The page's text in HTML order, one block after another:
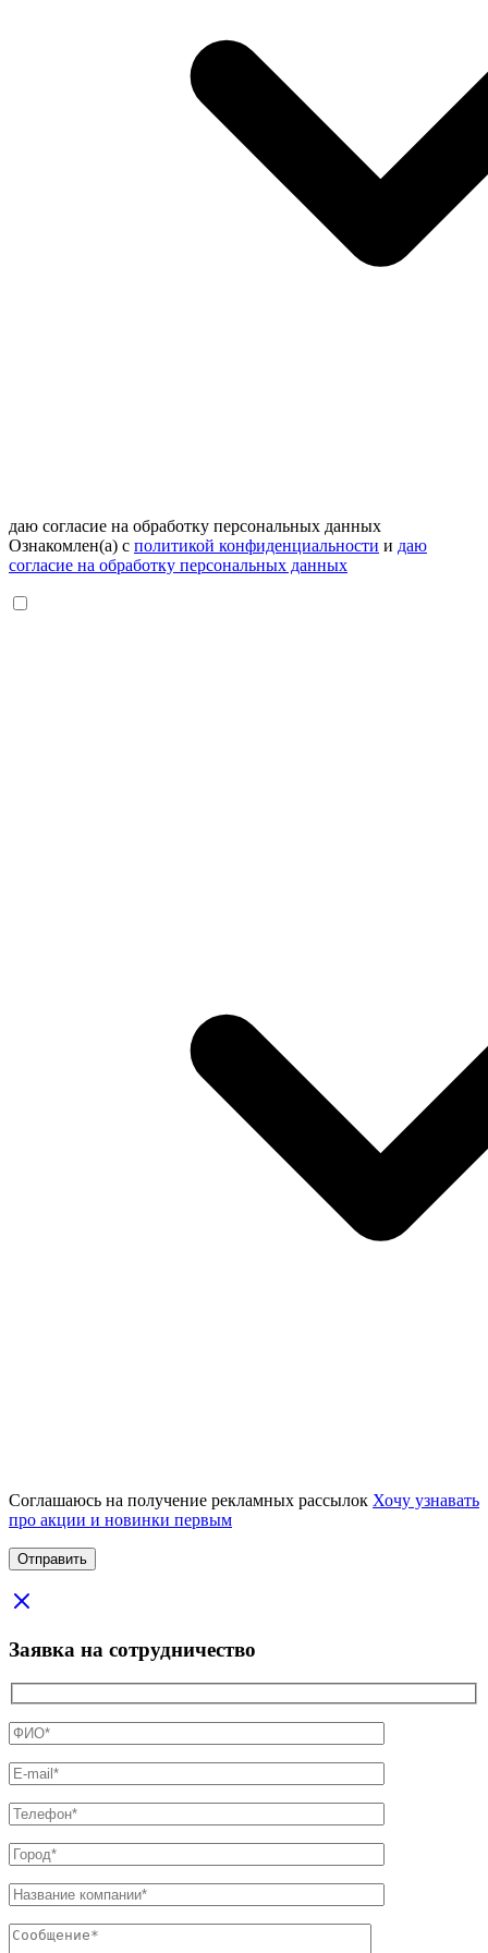
даю согласие на обработку персональных данных
Ознакомлен(а) с политикой конфиденциальности и даю
согласие на обработку персональных данных
Соглашаюсь на получение рекламных рассылок Хочу узнавать
про акции и новинки первым
Заявка на сотрудничество